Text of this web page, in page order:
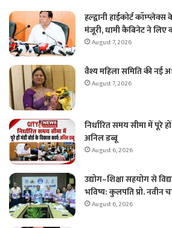
हल्द्वानी हाईकोर्ट
मंजूरी, धामी कैबिनेट ने
August 7, 2026
वैश्य महिला समिति की नई
August 7, 2026
निर्धारित समय सीमा में पूरे
अनिल डब्बू
August 6, 2026
उद्योग–शिक्षा सहयोग से
भविष्य: कुलपति प्रो. नवीन
August 6, 2026